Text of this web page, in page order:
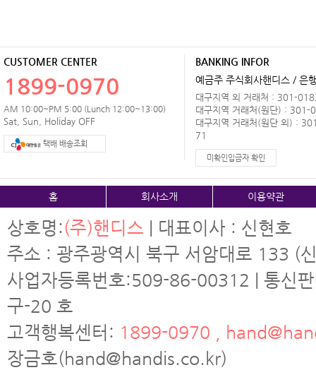
CUSTOMER CENTER
1899-0970
AM 10:00~PM 5:00 (Lunch 12:00~13:00)
Sat, Sun, Holiday OFF
택배 배송조회
BANKING INFOR
예금주 주식회사핸디스 / 은
대구지역 외 거래처 : 301-
대구지역 거래처(원단) :
대구지역 거래처(원단 외) :
71
미확인입금자 확인
홈 회사소개 이용약관
상호명:(주)핸디스 | 대표이사 : 신현호
주소 : 광주광역시 북구 서암대로 133 (
사업자등록번호:509-86-00312 | 통신
구-20 호
고객행복센터: 1899-0970 ,
장금호(hand@handis.co.kr)